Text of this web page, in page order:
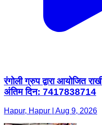
रंगोली ग्रुप द्वारा आयोजित
अंतिम दिन: 7417838714
Hapur, Hapur | Aug 9, 2026